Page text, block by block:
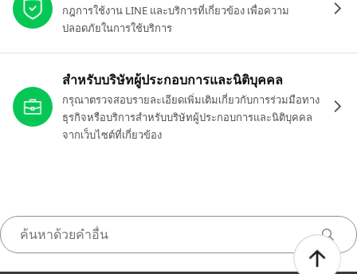
กฎการใช้งาน LINE และบริการที่เกี่ยวข้อง เพื่อความ
ปลอดภัยในการใช้บริการ
สำหรับบริษัทผู้ประกอบการและนิติบุคคล
กรุณาตรวจสอบรายละเอียดเพิ่มเติมเกี่ยวกับการร่วมมือทาง
ธุรกิจหรือบริการสำหรับบริษัทผู้ประกอบการและนิติบุคคล
จากเว็บไซต์ที่เกี่ยวข้อง